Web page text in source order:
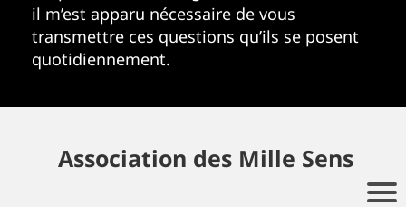
il m’est apparu nécessaire de vous
transmettre ces questions qu’ils se posent
quotidiennement.
Association des Mille Sens